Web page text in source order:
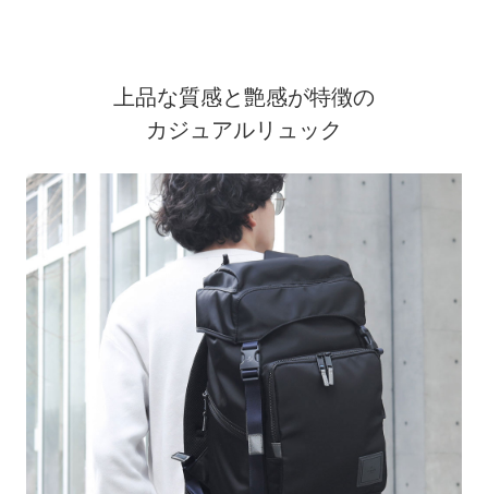
上品な質感と艶感が特徴の
カジュアルリュック